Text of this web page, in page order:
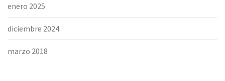
enero 2025
diciembre 2024
marzo 2018